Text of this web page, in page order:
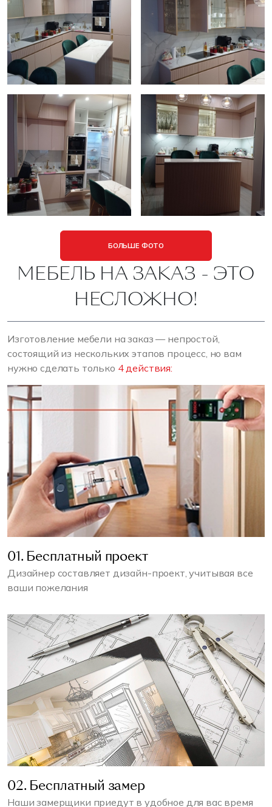
БОЛЬШЕ ФОТО
МЕБЕЛЬ НА ЗАКАЗ - ЭТО
НЕСЛОЖНО!
Изготовление мебели на заказ — непростой,
состоящий из нескольких этапов процесс, но вам
нужно сделать только 4 действия:
01. Бесплатный проект
Дизайнер составляет дизайн-проект, учитывая все
ваши пожелания
02. Бесплатный замер
Наши замерщики приедут в удобное для вас время